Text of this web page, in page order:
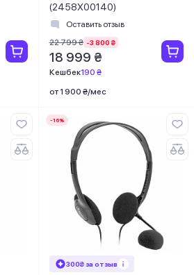
(2458X00140)
Оставить отзыв
22 799 ₴ -3 800 ₴
18 999 ₴
Кешбек190 ₴
от 1 900 ₴/мес
-16%
300₴ за отзыв